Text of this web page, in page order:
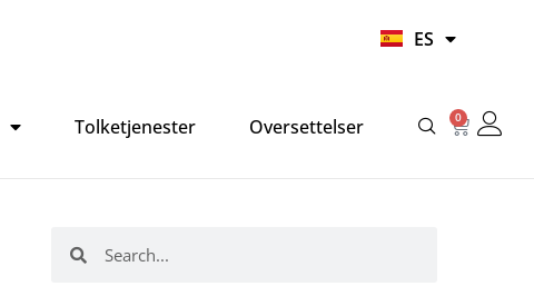
ES
HI
Tolketjenester Oversettelser 0
Carrito